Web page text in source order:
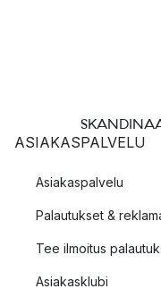
ASIAKASPALVELU
Asiakaspalvelu
Palautukset &
Tee ilmoitus
Asiakasklubi